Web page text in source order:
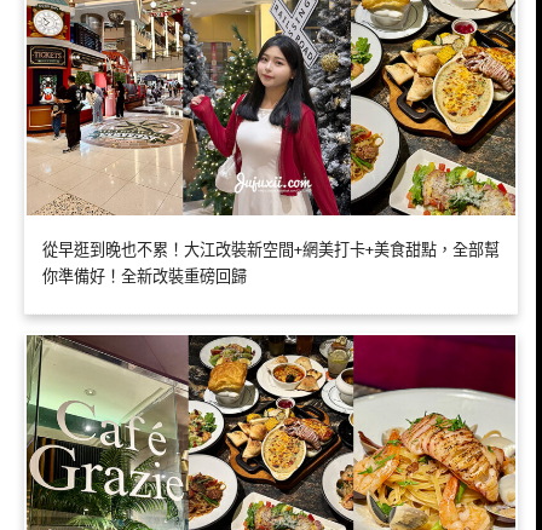
從早逛到晚也不累！大江改裝新空間+網美打卡+美食甜點，全部幫
你準備好！全新改裝重磅回歸